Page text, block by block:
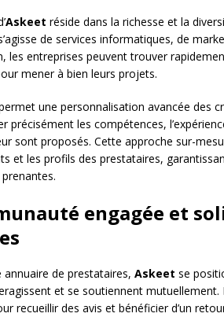
Askeet réside dans la richesse et la
de services informatiques, de
les entreprises peuvent trouver
mener à bien leurs projets.
une personnalisation avancée des
précisément les compétences,
sont proposés. Cette approche sur-
et les profils des prestataires,
engagée et
annuaire de prestataires, Askeet se
et se soutiennent
recueillir des avis et bénéficier d’un